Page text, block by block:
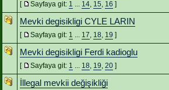
[ Sayfaya git: 1 ... 14, 15, 16 ]
Mevki degisikligi CYLE LARIN
[ Sayfaya git: 1 ... 17, 18, 19 ]
Mevki degisikligi Ferdi kadioglu
[ Sayfaya git: 1 ... 18, 19, 20 ]
İllegal mevkii değişikliği